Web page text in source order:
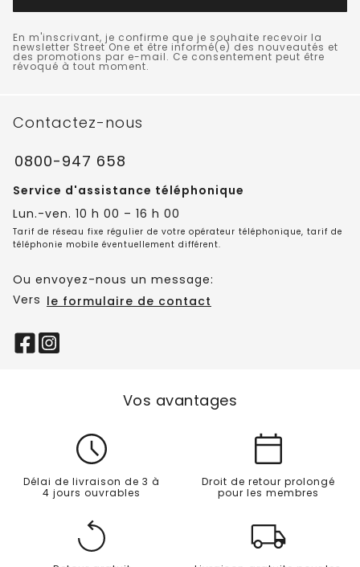
En m'inscrivant, je confirme que je souhaite recevoir la
newsletter Street One et être informé(e) des nouveautés et
des promotions par e-mail. Ce consentement peut être
révoqué à tout moment.
Contactez-nous
0800-947 658
Service d'assistance téléphonique
Lun.-ven. 10 h 00 – 16 h 00
Tarif de réseau fixe régulier de votre opérateur téléphonique, tarif de
téléphonie mobile éventuellement différent.
Ou envoyez-nous un message:
Vers le formulaire de contact
Vos avantages
Délai de livraison de 3 à
4 jours ouvrables
Droit de retour prolongé
pour les membres